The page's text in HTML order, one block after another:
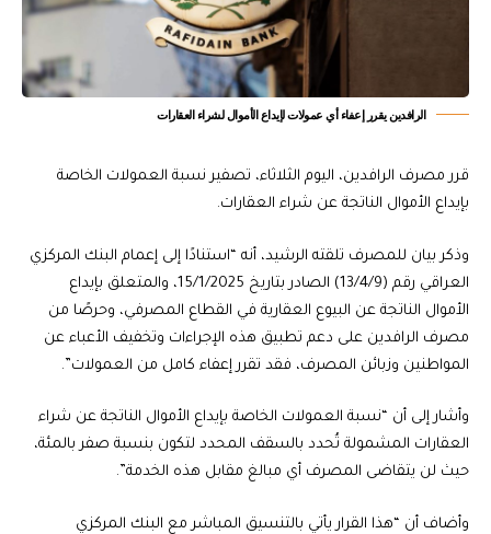
‏الرافدين يقرر إعفاء أي عمولات لإيداع الأموال لشراء العقارات
قرر مصرف الرافدين، اليوم الثلاثاء، تصفير نسبة العمولات الخاصة
بإيداع الأموال الناتجة عن شراء العقارات.
وذكر بيان للمصرف تلقته الرشيد، أنه “استنادًا إلى إعمام البنك المركزي
العراقي رقم (13/4/9) الصادر بتاريخ 15/1/2025، والمتعلق بإيداع
الأموال الناتجة عن البيوع العقارية في القطاع المصرفي، وحرصًا من
مصرف الرافدين على دعم تطبيق هذه الإجراءات وتخفيف الأعباء عن
المواطنين وزبائن المصرف، فقد تقرر إعفاء كامل من العمولات”.
وأشار إلى أن “نسبة العمولات الخاصة بإيداع الأموال الناتجة عن شراء
العقارات المشمولة تُحدد بالسقف المحدد لتكون بنسبة صفر بالمئة،
حيث لن يتقاضى المصرف أي مبالغ مقابل هذه الخدمة”.
وأضاف أن “هذا القرار يأتي بالتنسيق المباشر مع البنك المركزي